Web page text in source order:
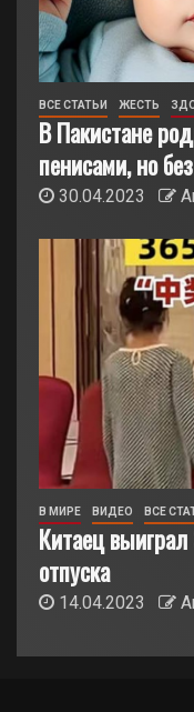
ВСЕ СТАТЬИ ЖЕСТЬ
В Пакистане
пенисами, но
30.04.2023
В МИРЕ ВИДЕО ВСЕ
Китаец
отпуска
14.04.2023